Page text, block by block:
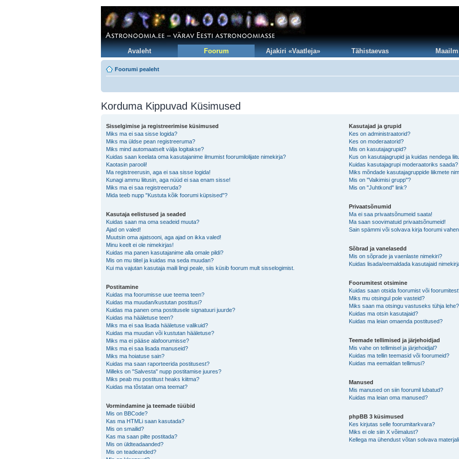
Avaleht Foorum Ajakiri «Vaatleja» Tähistaevas Maailm
Foorumi pealeht
Korduma Kippuvad Küsimused
Sisselgimise ja registreerimise küsimused
Miks ma ei saa sisse logida?
Miks ma üldse pean registreeruma?
Miks mind automaatselt välja logitakse?
Kuidas saan keelata oma kasutajanime ilmumist foorumilolijate nimekirja?
Kaotasin parooli!
Ma registreerusin, aga ei saa sisse logida!
Kunagi ammu liitusin, aga nüüd ei saa enam sisse!
Miks ma ei saa registreeruda?
Mida teeb nupp "Kustuta kõik foorumi küpsised"?
Kasutaja eelistused ja seaded
Kuidas saan ma oma seadeid muuta?
Ajad on valed!
Muutsin oma ajatsooni, aga ajad on ikka valed!
Minu keelt ei ole nimekirjas!
Kuidas ma panen kasutajanime alla omale pildi?
Mis on mu tiitel ja kuidas ma seda muudan?
Kui ma vajutan kasutaja maili lingi peale, siis küsib foorum mult sisselogimist.
Postitamine
Kuidas ma foorumisse uue teema teen?
Kuidas ma muudan/kustutan postitusi?
Kuidas ma panen oma postitusele signatuuri juurde?
Kuidas ma hääletuse teen?
Miks ma ei saa lisada hääletuse valikuid?
Kuidas ma muudan või kustutan hääletuse?
Miks ma ei pääse alafoorumisse?
Miks ma ei saa lisada manuseid?
Miks ma hoiatuse sain?
Kuidas ma saan raporteerida postitusest?
Milleks on "Salvesta" nupp postitamise juures?
Miks peab mu postitust heaks kiitma?
Kuidas ma tõstatan oma teemat?
Vormindamine ja teemade tüübid
Mis on BBCode?
Kas ma HTMLi saan kasutada?
Mis on smailid?
Kas ma saan pilte postitada?
Mis on üldteadaanded?
Mis on teadeanded?
Kasutajad ja grupid
Kes on administraatorid?
Kes on moderaatorid?
Mis on kasutajagrupid?
Kus on kasutajagrupid ja kuidas nendega
Kuidas kasutajagrupi moderaatoriks saada?
Miks mõndade kasutajagruppide liikmete
Mis on "Vaikimisi grupp"?
Mis on "Juhtkond" link?
Privaatsõnumid
Ma ei saa privaatsõnumeid saata!
Ma saan soovimatuid privaatsõnumeid!
Sain spämmi või solvava kirja foorumi
Sõbrad ja vanelasedd
Mis on sõprade ja vaenlaste nimekiri?
Kuidas lisada/eemaldada kasutajaid
Foorumitest otsimine
Kuidas saan otsida foorumist või
Miks mu otsingul pole vasteid?
Miks saan ma otsingu vastuseks tühja lehe?
Kuidas ma otsin kasutajaid?
Kuidas ma leian omaenda postitused?
Teemade tellimised ja järjehoidjad
Mis vahe on tellimisel ja järjehoidjal?
Kuidas ma tellin teemasid või foorumeid?
Kuidas ma eemaldan tellimusi?
Manused
Mis manused on siin foorumil lubatud?
Kuidas ma leian oma manused?
phpBB 3 küsimused
Kes kirjutas selle foorumitarkvara?
Miks ei ole siin X võimalust?
Kellega ma ühendust võtan solvava